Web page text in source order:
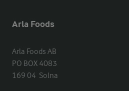
Arla Foods
Arla Foods AB
PO BOX 4083
169 04  Solna